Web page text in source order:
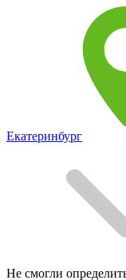
Екатеринбург
Не смогли